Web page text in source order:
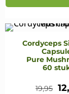
Cordyceps
Pure
60
19,95